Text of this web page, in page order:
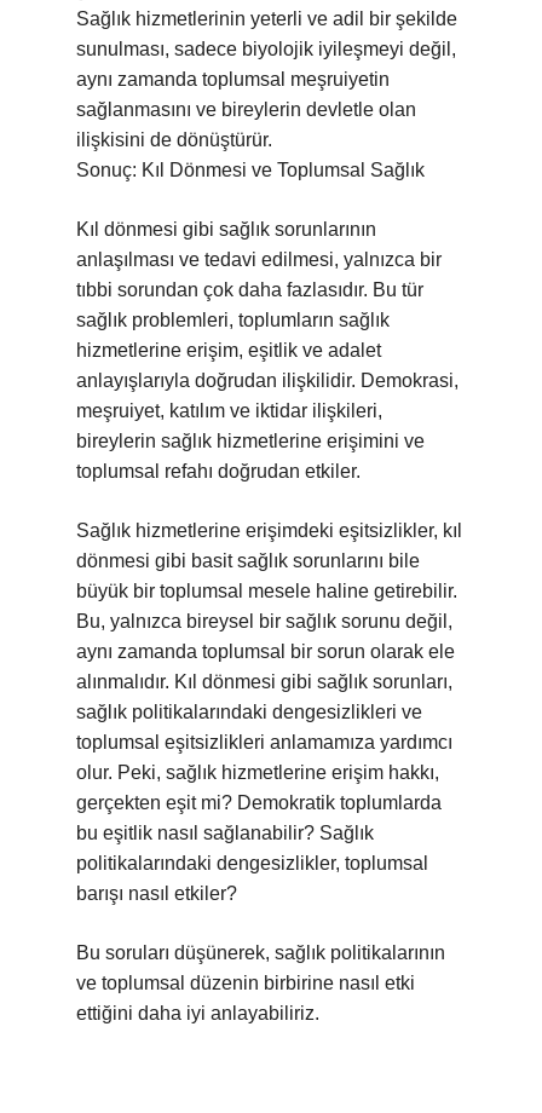
Sağlık hizmetlerinin yeterli ve adil bir şekilde
sunulması, sadece biyolojik iyileşmeyi değil,
aynı zamanda toplumsal meşruiyetin
sağlanmasını ve bireylerin devletle olan
ilişkisini de dönüştürür.
Sonuç: Kıl Dönmesi ve Toplumsal Sağlık
Kıl dönmesi gibi sağlık sorunlarının
anlaşılması ve tedavi edilmesi, yalnızca bir
tıbbi sorundan çok daha fazlasıdır. Bu tür
sağlık problemleri, toplumların sağlık
hizmetlerine erişim, eşitlik ve adalet
anlayışlarıyla doğrudan ilişkilidir. Demokrasi,
meşruiyet, katılım ve iktidar ilişkileri,
bireylerin sağlık hizmetlerine erişimini ve
toplumsal refahı doğrudan etkiler.
Sağlık hizmetlerine erişimdeki eşitsizlikler, kıl
dönmesi gibi basit sağlık sorunlarını bile
büyük bir toplumsal mesele haline getirebilir.
Bu, yalnızca bireysel bir sağlık sorunu değil,
aynı zamanda toplumsal bir sorun olarak ele
alınmalıdır. Kıl dönmesi gibi sağlık sorunları,
sağlık politikalarındaki dengesizlikleri ve
toplumsal eşitsizlikleri anlamamıza yardımcı
olur. Peki, sağlık hizmetlerine erişim hakkı,
gerçekten eşit mi? Demokratik toplumlarda
bu eşitlik nasıl sağlanabilir? Sağlık
politikalarındaki dengesizlikler, toplumsal
barışı nasıl etkiler?
Bu soruları düşünerek, sağlık politikalarının
ve toplumsal düzenin birbirine nasıl etki
ettiğini daha iyi anlayabiliriz.